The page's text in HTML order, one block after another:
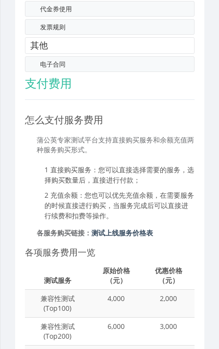
代金券使用
发票规则
其他
电子合同
支付费用
怎么支付服务费用
蒲公英专家测试平台支持直接购买服务和余额充值两
种服务购买形式。
直接购买服务：您可以直接选择需要的服务，选
择购买数量后，直接进行付款；
充值余额：您也可以优先充值余额，在需要服务
的时候直接进行购买，当服务完成后可以直接进
行续费和扣费等操作。
各服务购买链接： 测试上线服务价格表
各项服务费用一览
测试服务
原始价格
（元）
优惠价格
（元）
兼容性测试
(Top100)
4,000 2,000
兼容性测试
(Top200)
6,000 3,000